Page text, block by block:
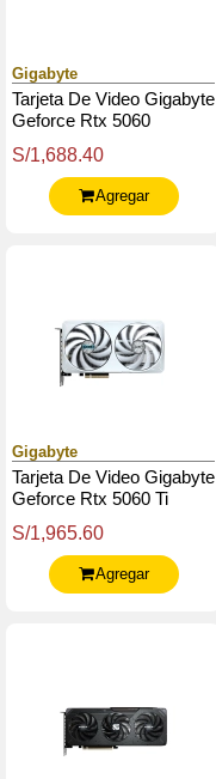
Gigabyte
Tarjeta De Video Gigabyte
Geforce Rtx 5060
Gddr7, Pcie Gen 5.0
S/1,688.40
Agregar
Gigabyte
Tarjeta De Video Gigabyte
Geforce Rtx 5060 Ti
Gddr7, Pcie Gen 5.0
S/1,965.60
Agregar